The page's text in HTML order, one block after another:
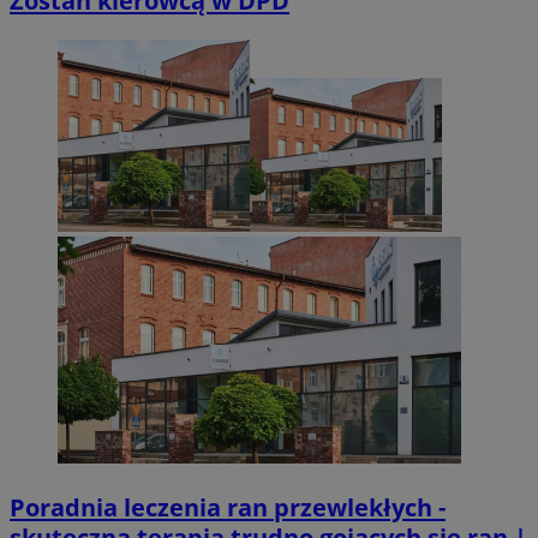
Poradnia leczenia ran przewlekłych -
suid
Inc.
.simpli.fi
INGRESSCOOKIE
NGINX Inc.
bh.contextweb.com
CookieScriptConsent
CookieScript
m-ce.pl